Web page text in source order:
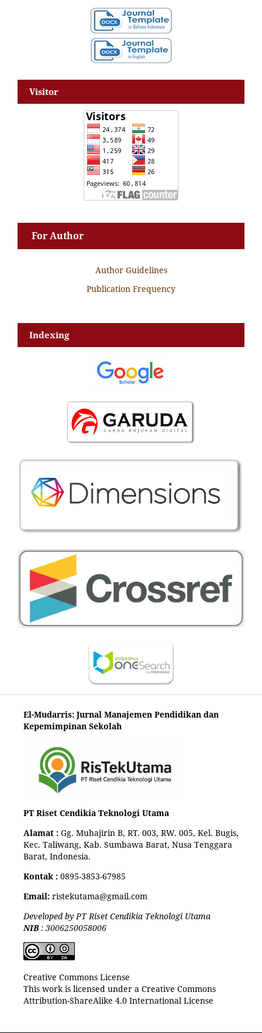
Visitor
For Author
Author Guidelines
Publication Frequency
Indexing
El-Mudarris: Jurnal Manajemen Pendidikan dan
Kepemimpinan Sekolah
PT Riset Cendikia Teknologi Utama
Alamat : Gg. Muhajirin B, RT. 003, RW. 005, Kel. Bugis,
Kec. Taliwang, Kab. Sumbawa Barat, Nusa Tenggara
Barat, Indonesia.
Kontak : 0895-3853-67985
Email:ristekutama@gmail.com
Developed by PT Riset Cendikia Teknologi Utama
NIB: 3006250058006
Creative Commons License
This work is licensed under a Creative Commons
Attribution-ShareAlike 4.0 International License